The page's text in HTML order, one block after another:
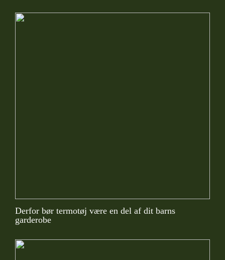
Derfor bør termotøj være en del af dit barns
garderobe